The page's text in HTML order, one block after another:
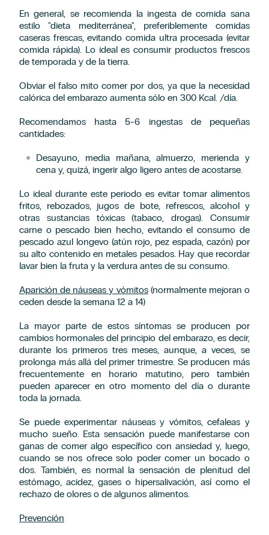
En general, se recomienda la ingesta de comida sana
estilo "dieta mediterránea", preferiblemente comidas
caseras frescas, evitando comida ultra procesada (evitar
comida rápida). Lo ideal es consumir productos frescos
de temporada y de la tierra.
Obviar el falso mito comer por dos, ya que la necesidad
calórica del embarazo aumenta sólo en 300 Kcal. /día.
Recomendamos hasta 5-6 ingestas de pequeñas
cantidades:
Desayuno, media mañana, almuerzo, merienda y
cena y, quizá, ingerir algo ligero antes de acostarse.
Lo ideal durante este periodo es evitar tomar alimentos
fritos, rebozados, jugos de bote, refrescos, alcohol y
otras sustancias tóxicas (tabaco, drogas). Consumir
carne o pescado bien hecho, evitando el consumo de
pescado azul longevo (atún rojo, pez espada, cazón) por
su alto contenido en metales pesados. Hay que recordar
lavar bien la fruta y la verdura antes de su consumo.
Aparición de náuseas y vómitos(normalmente mejoran o
ceden desde la semana 12 a 14)
La mayor parte de estos síntomas se producen por
cambios hormonales del principio del embarazo, es decir,
durante los primeros tres meses, aunque, a veces, se
prolonga más allá del primer trimestre. Se producen más
frecuentemente en horario matutino, pero también
pueden aparecer en otro momento del día o durante
toda la jornada.
Se puede experimentar náuseas y vómitos, cefaleas y
mucho sueño. Esta sensación puede manifestarse con
ganas de comer algo específico con ansiedad y, luego,
cuando se nos ofrece solo poder comer un bocado o
dos. También, es normal la sensación de plenitud del
estómago, acidez, gases o hipersalivación, así como el
rechazo de olores o de algunos alimentos.
Prevención